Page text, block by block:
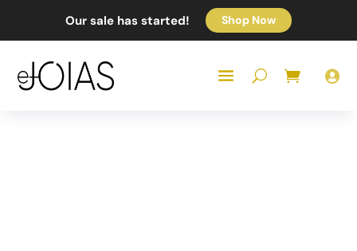
Our sale has started! Shop Now
